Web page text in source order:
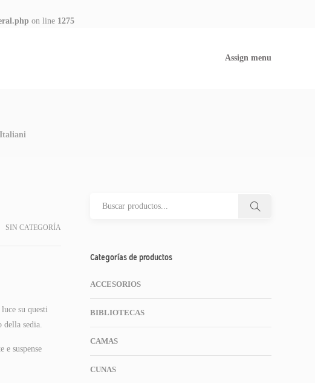
on line 1275
Assign menu
SIN CATEGORÍA
su questi
della sedia.
suspense
Categorías de productos
ACCESORIOS
BIBLIOTECAS
CAMAS
CUNAS